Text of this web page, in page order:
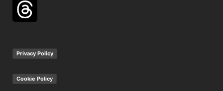
Privacy Policy
Cookie Policy